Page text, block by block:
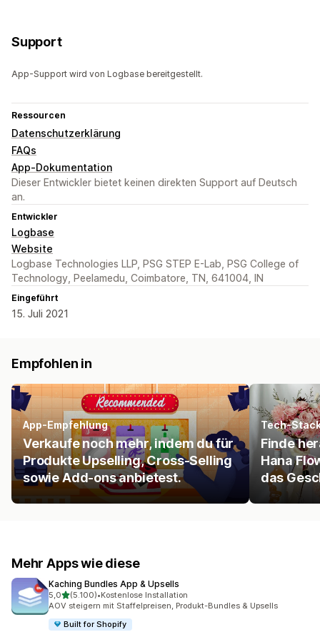
Support
App-Support wird von Logbase bereitgestellt.
Ressourcen
Datenschutzerklärung
FAQs
App-Dokumentation
Dieser Entwickler bietet keinen direkten Support auf Deutsch
an.
Entwickler
Logbase
Website
Logbase Technologies LLP, PSG STEP E-Lab, PSG College of
Technology, Peelamedu, Coimbatore, TN, 641004, IN
Eingeführt
15. Juli 2021
Empfohlen in
App-Empfehlung
Verkaufe noch mehr, indem du für
Produkte Upselling, Cross-Selling
sowie Add-ons anbietest.
Tech-
Finde
Hana
das
Mehr Apps wie diese
Kaching Bundles App & Upsells
5,0von 5 Sternen
(5.100)
5100 Rezensionen insgesamt
•Kostenlose Installation
AOV steigern mit Staffelpreisen, Produkt-Bundles & Upsells
Built for Shopify